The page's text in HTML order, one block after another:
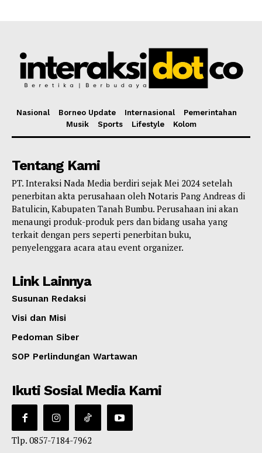
Nasional Borneo Update Internasional
Pemerintahan
Musik
Sports Lifestyle Kolom
Tentang Kami
PT. Interaksi Nada Media berdiri sejak Mei 2024 setelah
penerbitan akta perusahaan oleh Notaris Pang Andreas di
Batulicin, Kabupaten Tanah Bumbu. Perusahaan ini akan
menaungi produk-produk pers dan bidang usaha yang
terkait dengan pers seperti penerbitan buku,
penyelenggara acara atau event organizer.
Link Lainnya
Susunan Redaksi
Visi dan Misi
Pedoman Siber
SOP Perlindungan Wartawan
Ikuti Sosial Media Kami
Tlp. 0857-7184-7962